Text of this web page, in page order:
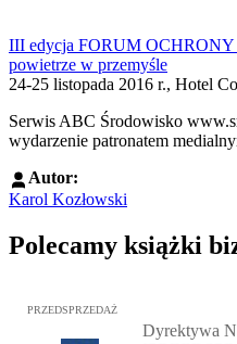
III edycja FORUM
powietrze w przemyśle
24-25 listopada 2016 r., Hotel
Serwis ABC Środowisko
wydarzenie patronatem
Autor:
Karol Kozłowski
Polecamy książki
Przejdź do: Dyrektywa NIS2.
PRZEDSPRZEDAŻ
Dyrektywa